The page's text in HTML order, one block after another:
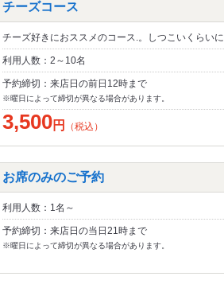
チーズコース
チーズ好きにおススメのコース.。しつこいくらいに
利用人数：2～10名
予約締切：来店日の前日12時まで
※曜日によって締切が異なる場合があります。
3,500円 （税込）
お席のみのご予約
利用人数：1名～
予約締切：来店日の当日21時まで
※曜日によって締切が異なる場合があります。